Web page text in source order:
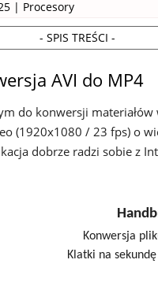
| Procesory
- SPIS TREŚCI -
AVI do MP4
do konwersji
(1920x1080 / 23 fps) o
dobrze radzi sobie z
Konwersja
Klatki na